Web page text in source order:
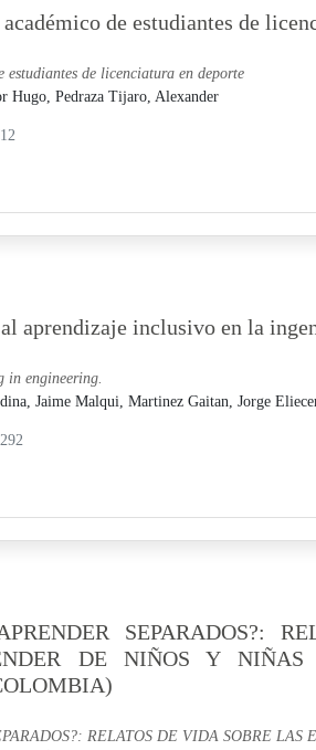
de estudiantes de
estudiantes de licenciatura en deporte
Hugo, Pedraza Tijaro, Alexander
aprendizaje inclusivo en la
in engineering.
Jaime Malqui, Martinez Gaitan, Jorge
SEPARADOS?:
DE NIÑOS Y NIÑAS
RELATOS DE VIDA SOBRE